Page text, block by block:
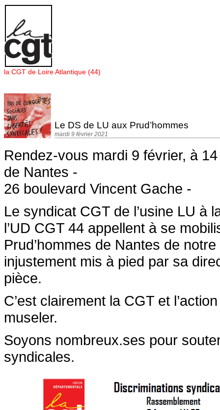
Panneau de gestion des cookies
la CGT de Loire Atlantique (44)
Le DS de LU aux Prud’hommes
mardi 9 février 2021
Rendez-vous mardi 9 février, à
de Nantes -
26 boulevard Vincent Gache -
Le syndicat CGT de l’usine LU à
l’UD CGT 44 appellent à se
Prud’hommes de Nantes de
injustement mis à pied par sa
pièce.
C’est clairement la CGT et
museler.
Soyons nombreux.ses pour
syndicales.